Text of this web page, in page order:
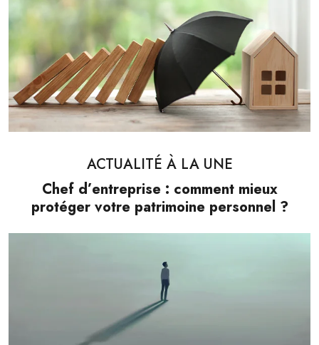
ACTUALITÉ À LA UNE
Chef d’entreprise : comment mieux
protéger votre patrimoine personnel ?